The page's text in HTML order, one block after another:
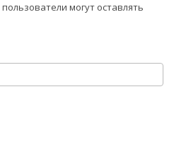
пользователи могут оставлять